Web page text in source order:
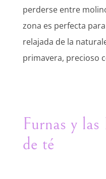
perderse entre
zona es perfecta
relajada de la
primavera, precioso
Furnas y las
de té